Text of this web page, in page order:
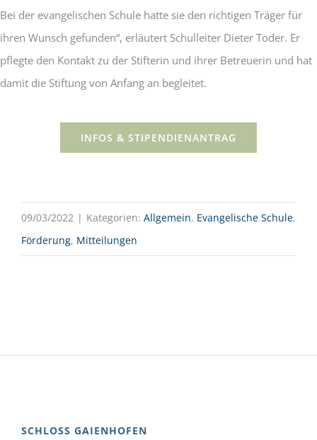
Bei der evangelischen Schule hatte sie den richtigen Träger für
ihren Wunsch gefunden“, erläutert Schulleiter Dieter Toder. Er
pflegte den Kontakt zu der Stifterin und ihrer Betreuerin und hat
damit die Stiftung von Anfang an begleitet.
INFOS & STIPENDIENANTRAG
09/03/2022 | Kategorien: Allgemein, Evangelische Schule,
Förderung, Mitteilungen
SCHLOSS GAIENHOFEN